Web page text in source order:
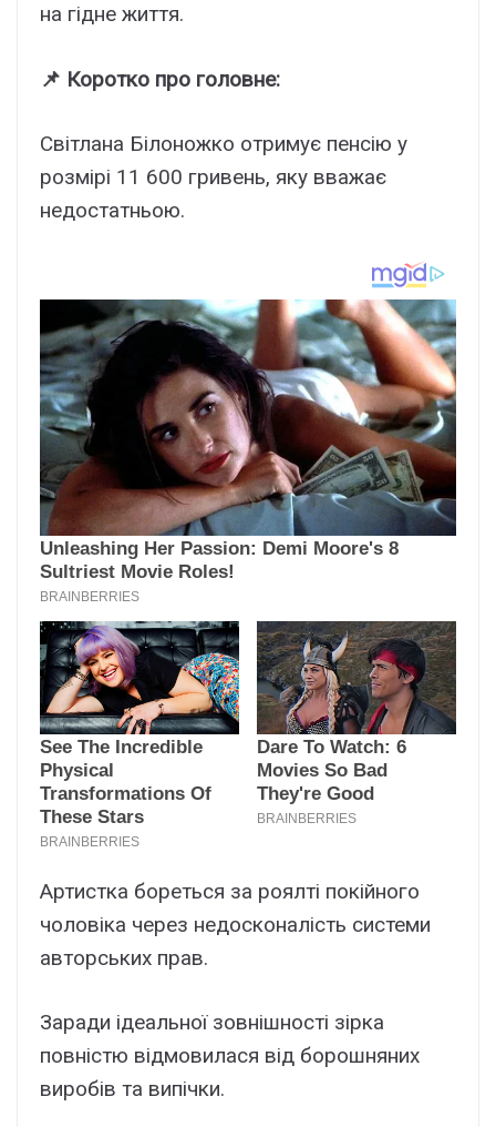
на гідне життя.
📌 Коротко про головне:
Світлана Білоножко отримує пенсію у
розмірі 11 600 гривень, яку вважає
недостатньою.
Артистка бореться за роялті покійного
чоловіка через недосконалість системи
авторських прав.
Заради ідеальної зовнішності зірка
повністю відмовилася від борошняних
виробів та випічки.